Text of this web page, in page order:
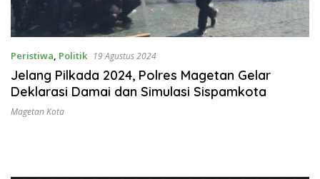
Peristiwa, Politik 19 Agustus 2024
Jelang Pilkada 2024, Polres Magetan Gelar
Deklarasi Damai dan Simulasi Sispamkota
Magetan Kota